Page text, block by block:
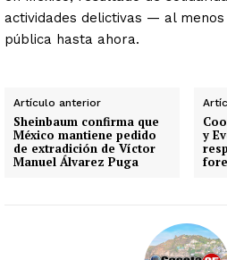
actividades delictivas — al menos
pública hasta ahora.
Artículo anterior
Sheinbaum confirma que
México mantiene pedido
de extradición de Víctor
Manuel Álvarez Puga
y